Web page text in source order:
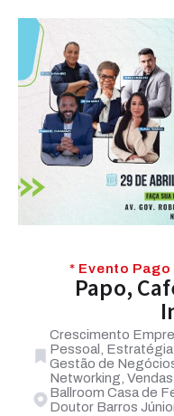
* Evento Pago
Papo,
Crescimento
Pessoal,
Gestão de
Networking, Vendas
Ballroom Casa de
Doutor Barros